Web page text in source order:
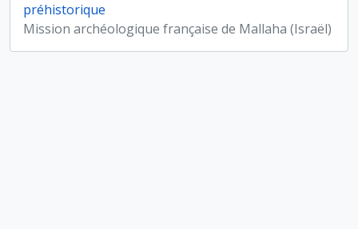
préhistorique
Mission archéologique française de Mallaha (Israël)